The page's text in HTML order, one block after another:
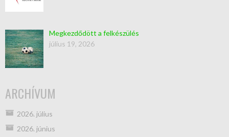
Megkezdődött a felkészülés
július 19, 2026
ARCHÍVUM
2026. július
2026. június